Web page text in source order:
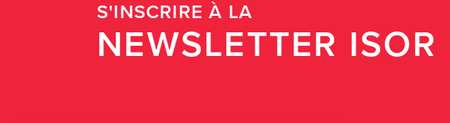
S'INSCRIRE À LA
NEWSLETTER ISOR